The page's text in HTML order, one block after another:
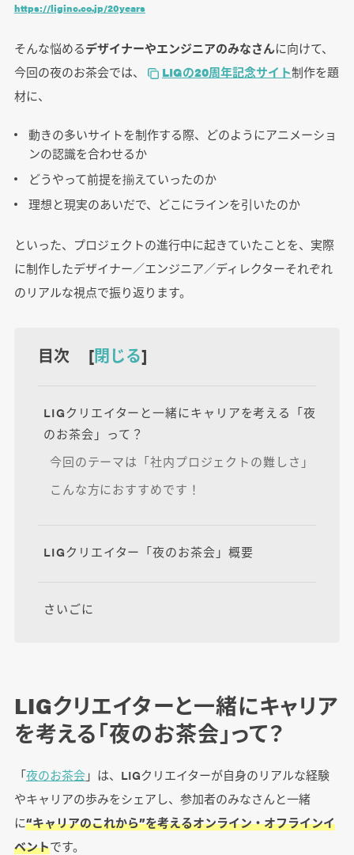
https://liginc.co.jp/20years
そんな悩めるデザイナーやエンジニアのみなさんに向けて、
今回の夜のお茶会では、
LIGの20周年記念サイト制作を題
材に、
動きの多いサイトを制作する際、どのようにアニメーショ
ンの認識を合わせるか
どうやって前提を揃えていったのか
理想と現実のあいだで、どこにラインを引いたのか
といった、プロジェクトの進行中に起きていたことを、実際
に制作したデザイナー／エンジニア／ディレクターそれぞれ
のリアルな視点で振り返ります。
目次 [閉じる]
LIGクリエイターと一緒にキャリアを考える「夜
のお茶会」って？
今回のテーマは「社内プロジェクトの難しさ」
こんな方におすすめです！
LIGクリエイター「夜のお茶会」概要
さいごに
LIGクリエイターと一緒にキャリア
を考える「夜のお茶会」って？
「夜のお茶会」は、LIGクリエイターが自身のリアルな経験
やキャリアの歩みをシェアし、参加者のみなさんと一緒
に“キャリアのこれから”を考えるオンライン・オフラインイ
ベントです。